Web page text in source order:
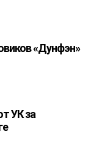
«Дунфэн»
УК за